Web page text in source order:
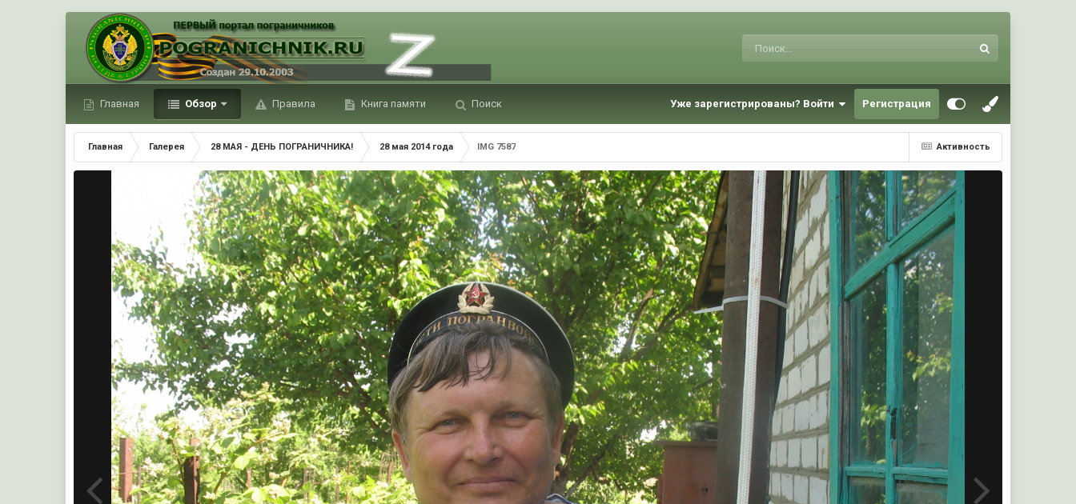
Главная Обзор Правила Книга памяти Поиск Уже зарегистрированы? Войти Регистрация
Активность
Главная Галерея 28 МАЯ - ДЕНЬ ПОГРАНИЧНИКА! 28 мая 2014 года IMG 7587